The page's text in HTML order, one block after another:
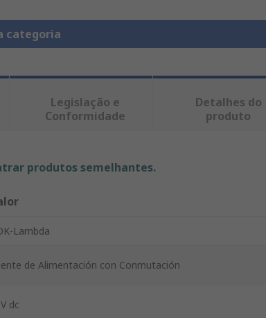
categoria
Legislação e
Conformidade
Detalhes do
produto
produtos semelhantes.
Lambda
de Alimentación con Conmutación
dc